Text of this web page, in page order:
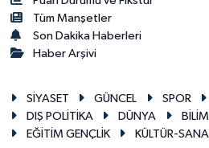
Tüm Manşetler
Son Dakika Haberleri
Haber Arşivi
SİYASET GÜNCEL SPOR
DIŞ POLİTİKA
DÜNYA
EĞİTİM GENÇLİK
KÜLTÜR-